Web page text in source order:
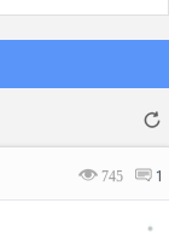
745 1